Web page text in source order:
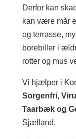
Derfor kan
kan være mår
og terrasse,
borebiller i
rotter og mus
Vi hjælper i
Sorgenfri,
Taarbæk og
Sjælland.